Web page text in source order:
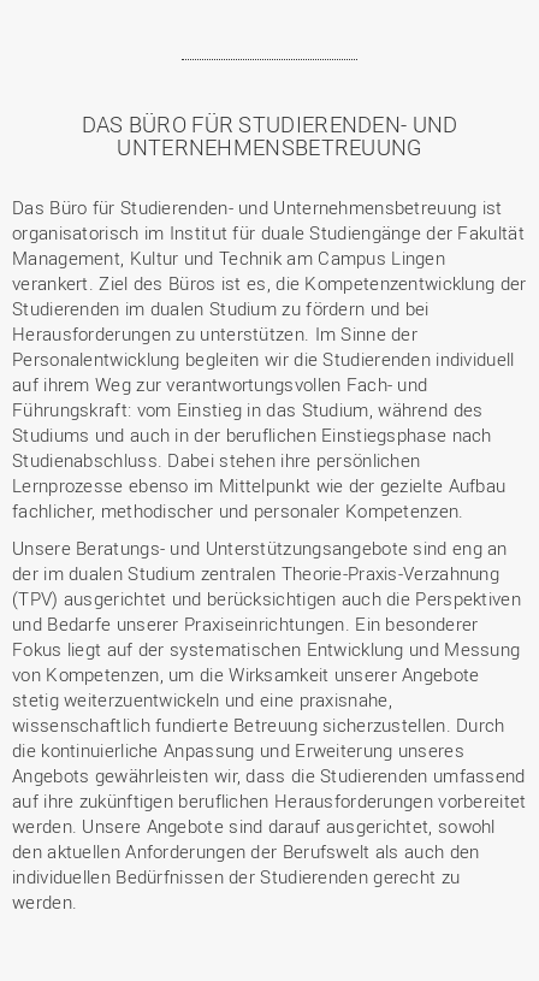
DAS BÜRO FÜR STUDIERENDEN- UND
UNTERNEHMENSBETREUUNG
Das Büro für Studierenden- und Unternehmensbetreuung ist
organisatorisch im Institut für duale Studiengänge der Fakultät
Management, Kultur und Technik am Campus Lingen
verankert. Ziel des Büros ist es, die Kompetenzentwicklung der
Studierenden im dualen Studium zu fördern und bei
Herausforderungen zu unterstützen. Im Sinne der
Personalentwicklung begleiten wir die Studierenden individuell
auf ihrem Weg zur verantwortungsvollen Fach- und
Führungskraft: vom Einstieg in das Studium, während des
Studiums und auch in der beruflichen Einstiegsphase nach
Studienabschluss. Dabei stehen ihre persönlichen
Lernprozesse ebenso im Mittelpunkt wie der gezielte Aufbau
fachlicher, methodischer und personaler Kompetenzen.
Unsere Beratungs- und Unterstützungsangebote sind eng an
der im dualen Studium zentralen Theorie-Praxis-Verzahnung
(TPV) ausgerichtet und berücksichtigen auch die Perspektiven
und Bedarfe unserer Praxiseinrichtungen. Ein besonderer
Fokus liegt auf der systematischen Entwicklung und Messung
von Kompetenzen, um die Wirksamkeit unserer Angebote
stetig weiterzuentwickeln und eine praxisnahe,
wissenschaftlich fundierte Betreuung sicherzustellen. Durch
die kontinuierliche Anpassung und Erweiterung unseres
Angebots gewährleisten wir, dass die Studierenden umfassend
auf ihre zukünftigen beruflichen Herausforderungen vorbereitet
werden. Unsere Angebote sind darauf ausgerichtet, sowohl
den aktuellen Anforderungen der Berufswelt als auch den
individuellen Bedürfnissen der Studierenden gerecht zu
werden.